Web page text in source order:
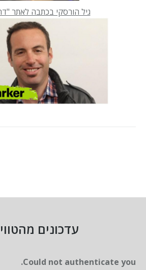
גיל הורסקי בכתבה לאתר
עדכונים
Could not authenticate you.